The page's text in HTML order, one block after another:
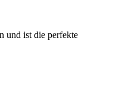
und ist die perfekte